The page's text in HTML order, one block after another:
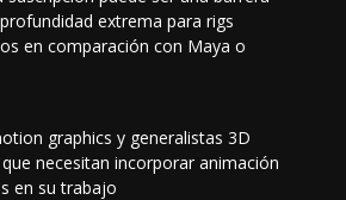
extrema para rigs
en comparación con Maya o
graphics y generalistas 3D
necesitan incorporar animación
en su trabajo